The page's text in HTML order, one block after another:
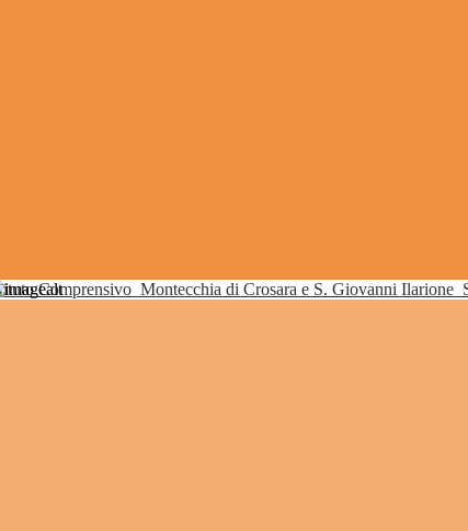
Comprensivo Montecchia di Crosara e S. Giovanni Ilarione